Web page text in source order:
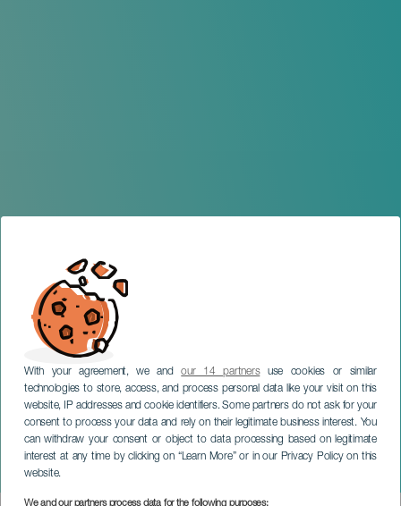
With your agreement, we andour 14 partnersuse cookies or similar
technologies to store, access, and process personal data like your visit on this
website, IP addresses and cookie identifiers. Some partners do not ask for your
consent to process your data and rely on their legitimate business interest. You
can withdraw your consent or object to data processing based on legitimate
interest at any time by clicking on “Learn More” or in our Privacy Policy on this
website.
We and our partners process data for the following purposes:
Semana Sansa
GRAN CANARIA